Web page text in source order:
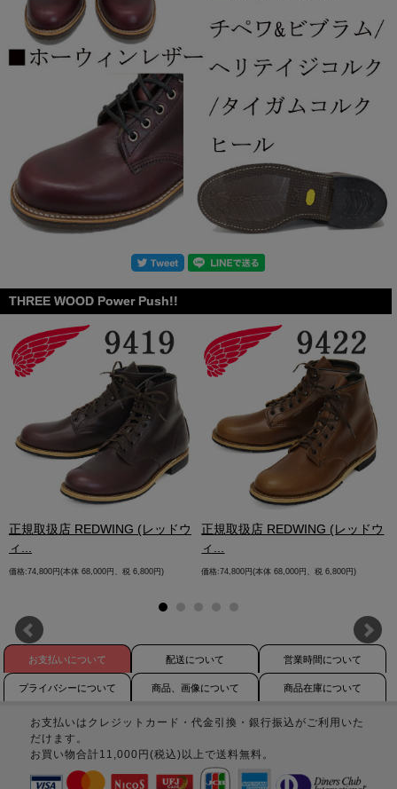
THREE WOOD Power Push!!
正規取扱店 REDWING (レッドウ
ィ...
価格:74,800円(本体 68,000円、税 6,800円)
正規取扱店 REDWING (レッドウ
ィ...
価格:74,800円(本体 68,000円、税 6,800円)
お支払いについて 配送について 営業時間について
プライバシーについて 商品、画像について 商品在庫について
お支払いはクレジットカード・代金引換・銀行振込がご利用いた
だけます。
お買い物合計11,000円(税込)以上で送料無料。